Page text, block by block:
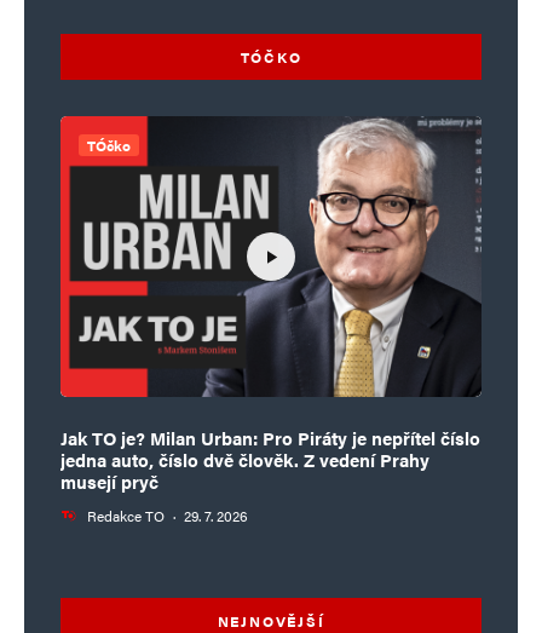
TÓČKO
TÓčko
Jak TO je? Milan Urban: Pro Piráty je nepřítel číslo
jedna auto, číslo dvě člověk. Z vedení Prahy
musejí pryč
Redakce TO · 29. 7. 2026
NEJNOVĚJŠÍ